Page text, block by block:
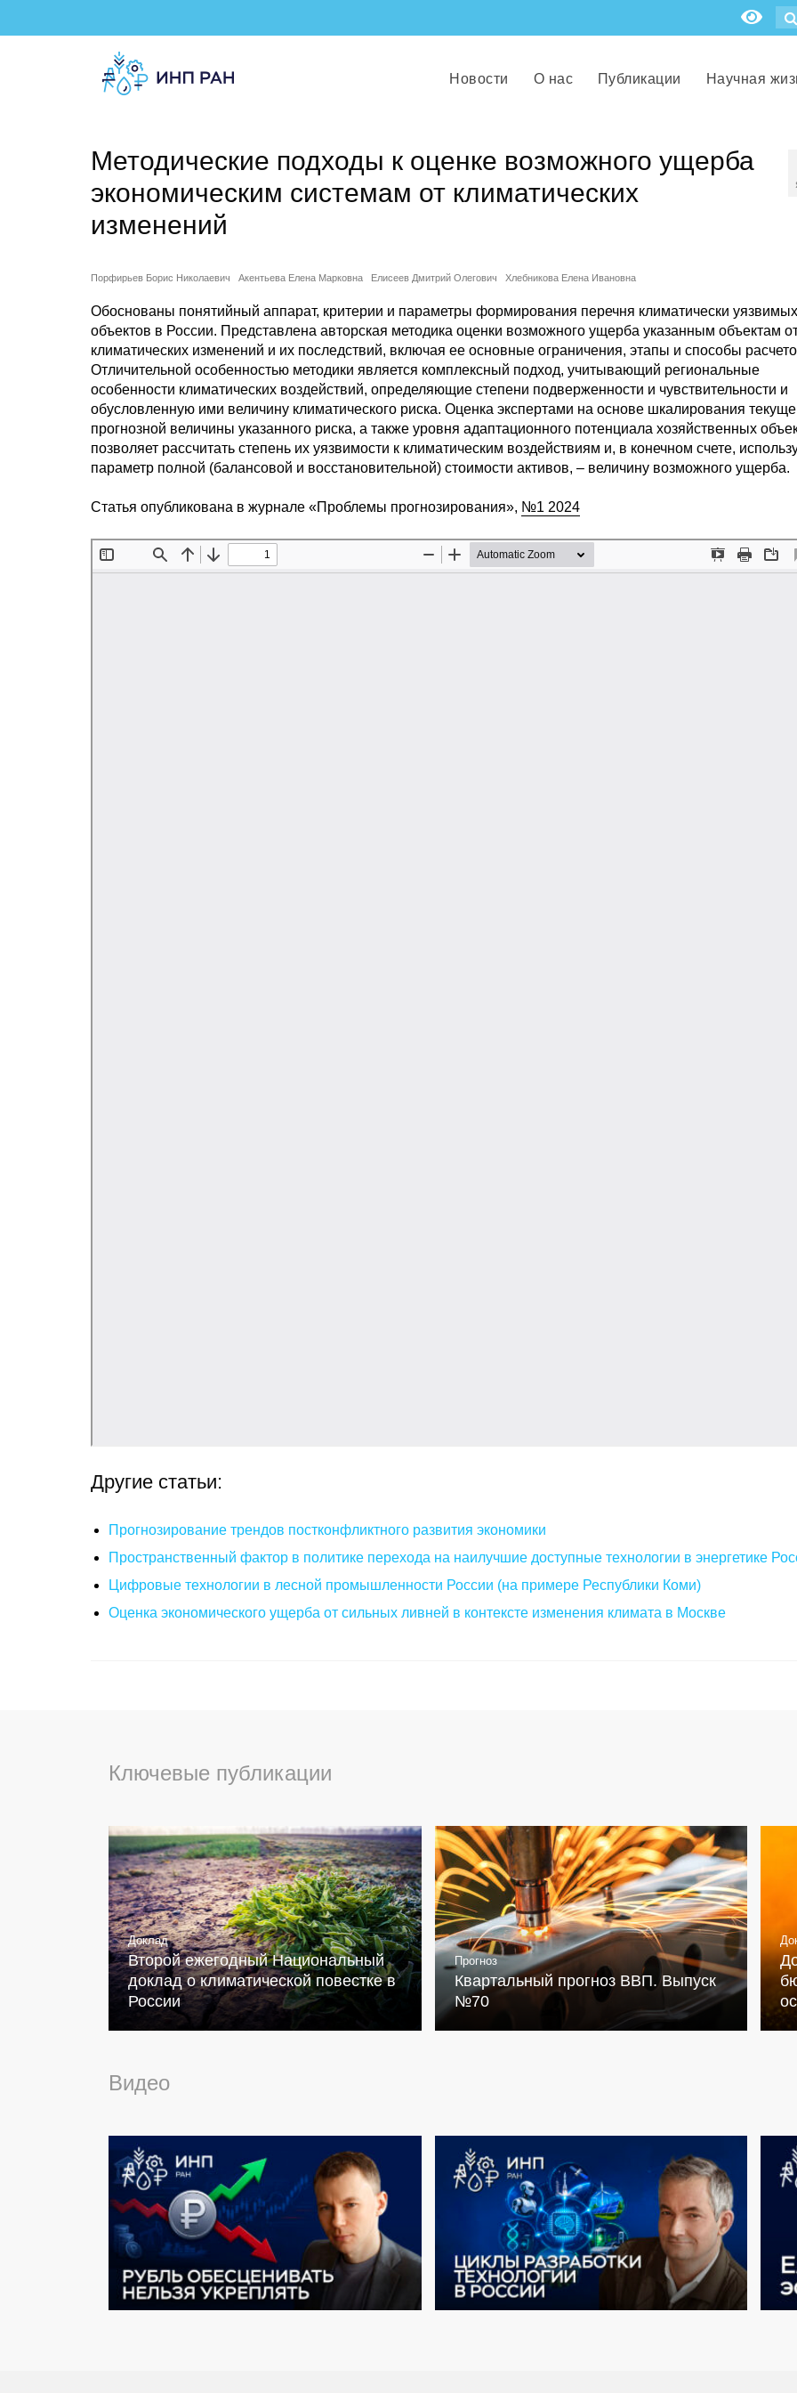
Новости О нас Публикации Научная
Методические подходы к оценке возможного ущерба
экономическим системам от климатических
изменений
Порфирьев Борис Николаевич Акентьева Елена Марковна Елисеев Дмитрий Олегович Хлебникова Елена Ивановна
Обоснованы понятийный аппарат, критерии и параметры формирования перечня климатически уязвимых
объектов в России. Представлена авторская методика оценки возможного ущерба указанным объектам
климатических изменений и их последствий, включая ее основные ограничения, этапы и способы
Отличительной особенностью методики является комплексный подход, учитывающий региональные
особенности климатических воздействий, определяющие степени подверженности и чувствительности и
обусловленную ими величину климатического риска. Оценка экспертами на основе шкалирования
прогнозной величины указанного риска, а также уровня адаптационного потенциала хозяйственных
позволяет рассчитать степень их уязвимости к климатическим воздействиям и, в конечном счете,
параметр полной (балансовой и восстановительной) стоимости активов, – величину возможного ущерба.
Статья опубликована в журнале «Проблемы прогнозирования», №1 2024
Другие статьи:
Прогнозирование трендов постконфликтного развития экономики
Пространственный фактор в политике перехода на наилучшие доступные технологии в энергетике
Цифровые технологии в лесной промышленности России (на примере Республики Коми)
Оценка экономического ущерба от сильных ливней в контексте изменения климата в Москве
Ключевые публикации
Доклад
Второй ежегодный Национальный
доклад о климатической повестке в
России
Прогноз
Квартальный прогноз ВВП. Выпуск
№70
Видео